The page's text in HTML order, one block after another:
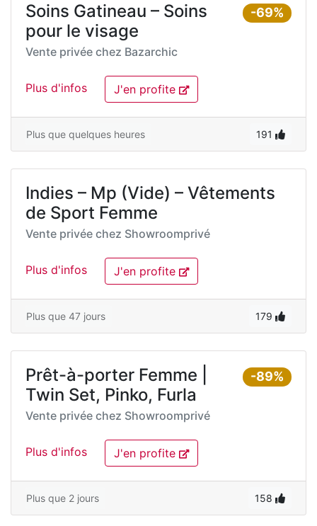
-69%
Soins Gatineau – Soins
pour le visage
Vente privée chez Bazarchic
Plus d'infos J'en profite
Plus que quelques heures 191
Indies – Mp (Vide) – Vêtements
de Sport Femme
Vente privée chez Showroomprivé
Plus d'infos J'en profite
Plus que 47 jours 179
-89%
Prêt-à-porter Femme |
Twin Set, Pinko, Furla
Vente privée chez Showroomprivé
Plus d'infos J'en profite
Plus que 2 jours 158